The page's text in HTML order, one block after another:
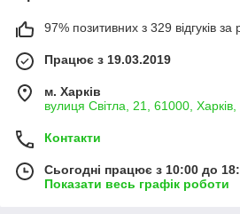
97% позитивних з 329 відгуків за
Працює з 19.03.2019
м. Харків
вулиця Світла, 21, 61000, Харків,
Контакти
Сьогодні працює з 10:00 до
Показати весь графік роботи